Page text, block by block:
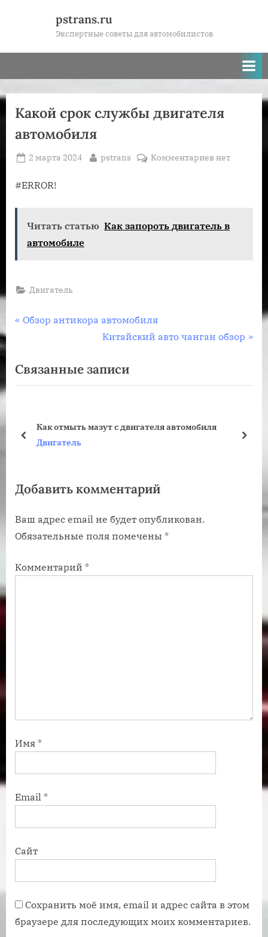
pstrans.ru
Экспертные советы для автомобилистов
Какой срок службы двигателя
автомобиля
Posted
2 марта 2024 By
pstrans Комментариевк
двигателя
нет
#ERROR!
Читать статью Как запороть двигатель в
автомобиле
Двигатель
Навигация
записям
П
д
ы
щ
з
п
и
ь
Обзор антикора автомобиля
С
е
д
з
п
и
Китайский авто чанган обзор
Связанные записи
Как отмыть мазут с двигателя автомобиля
Двигатель
пред
Добавить комментарий
Ваш адрес email не будет опубликован.
Обязательные поля помечены *
Комментарий *
Имя *
Email *
Сайт
Сохранить моё имя, email и адрес сайта в этом
браузере для последующих моих комментариев.